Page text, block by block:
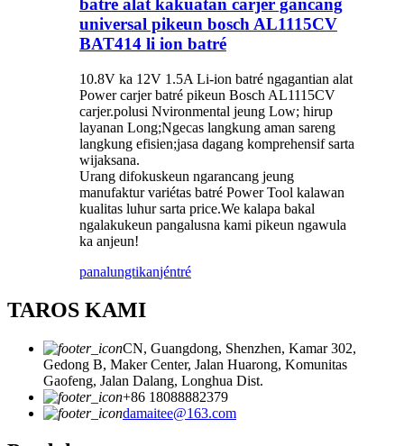
batré alat kakuatan carjer gancang
universal pikeun bosch AL1115CV
BAT414 li ion batré
10.8V ka 12V 1.5A Li-ion batré ngagantian alat
Power carjer batré pikeun Bosch AL1115CV
carjer.polusi Nvironmental jeung Low; hirup
layanan Long;Ngecas langkung aman sareng
langkung efisien;jasa dagang komprehensif sarta
wijaksana.
Urang difokuskeun ngarancang jeung
manufaktur variétas batré Power Tool kalawan
kualitas luhur sarta price.We kalapa bakal
ngalakukeun pangalusna kami pikeun ngawula
ka anjeun!
panalungtikanjéntré
TAROS KAMI
CN, Guangdong, Shenzhen, Kamar 302,
Gedong B, Maker Center, Jalan Huarong, Komunitas
Gaofeng, Jalan Dalang, Longhua Dist.
+86 18088882379
damaitee@163.com